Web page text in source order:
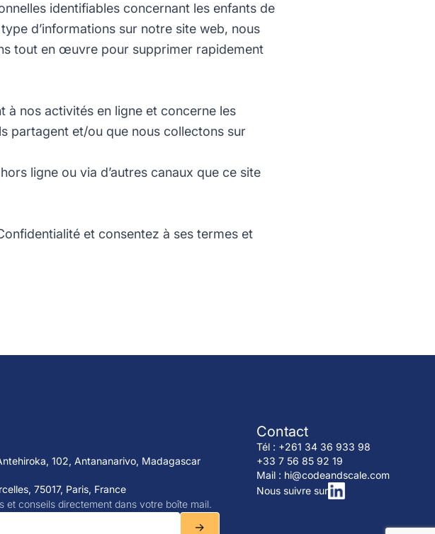
identifiables concernant les enfants de
d’informations sur notre site web, nous
tout en œuvre pour supprimer rapidement
à nos activités en ligne et concerne les
partagent et/ou que nous collectons sur
ligne ou via d’autres canaux que ce site
et consentez à ses termes et
102, Antananarivo, Madagascar
75017, Paris, France
et conseils directement dans votre boîte mail.
Contact
Tél : +261 34 36 933 98
+33 7 56 85 92 19
Mail : hi@codeandscale.com
Nous suivre sur